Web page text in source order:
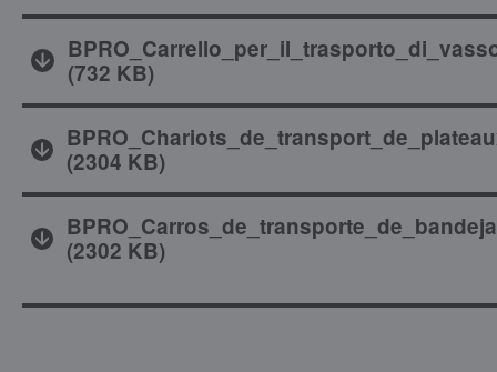
(732 KB)
(2304 KB)
(2302 KB)